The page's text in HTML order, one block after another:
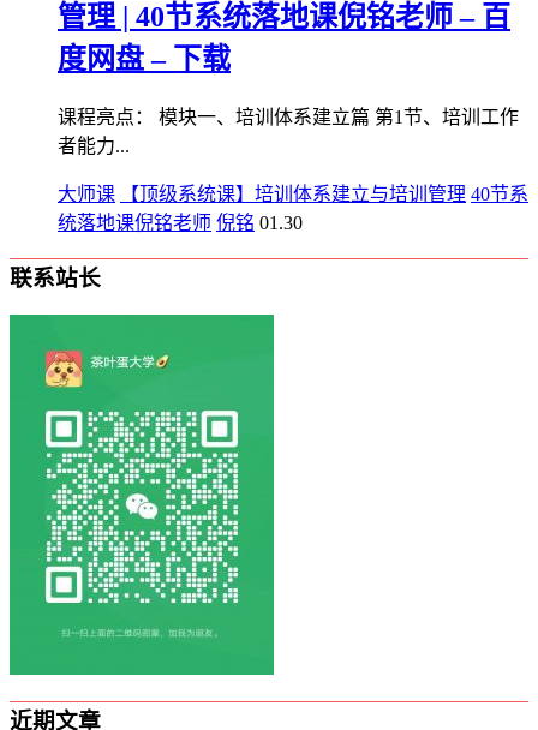
管理 | 40节系统落地课倪铭老师 – 百
度网盘 – 下载
课程亮点： 模块一、培训体系建立篇 第1节、培训工作
者能力...
大师课 【顶级系统课】培训体系建立与培训管理 40节系
统落地课倪铭老师 倪铭 01.30
联系站长
近期文章